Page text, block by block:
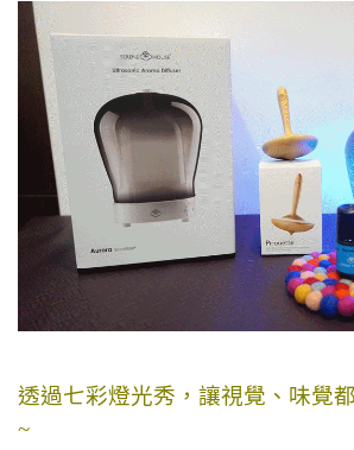
透過七彩燈光秀，讓視覺、味覺
~